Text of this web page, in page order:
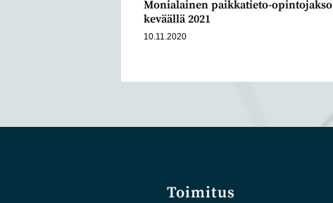
Monialainen paikkatieto-opintojakso
keväällä 2021
10.11.2020
Toimitus